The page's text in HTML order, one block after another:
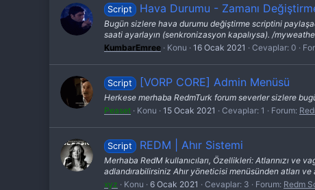
Script Hava Durumu - Zamanı
Bugün sizlere hava durumu değiştirme scriptini
saati ayarlayın (senkronizasyon kapalıysa). /
KumbarEmree
Konu 16 Ocak 2021 Cevaplar: 0
Script [VORP CORE] Admin Menüsü
Herkese merhaba RedmTurk forum severler sizlere
Peaset
Konu 15 Ocak 2021 Cevaplar: 1 Forum:
Script REDM | Ahır Sistemi
Merhaba RedM kullanıcıları, Özellikleri: Atlarınızı ve
adlandırabilirsiniz Ahır yöneticisi menüsünden atları ve
xyz
Konu 6 Ocak 2021 Cevaplar: 3 Forum: Redm